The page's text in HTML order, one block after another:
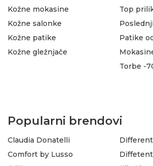
Kožne mokasine
Kožne salonke
Kožne patike
Kožne gležnjače
Top
Patike
Torbe -
Popularni brendovi
Claudia Donatelli
Comfort by Lusso